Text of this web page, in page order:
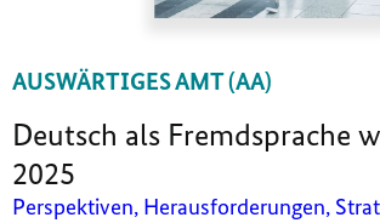
AUSWÄRTIGES AMT (AA)
Deutsch als Fremdsprache
2025
Perspektiven, Herausforderungen,